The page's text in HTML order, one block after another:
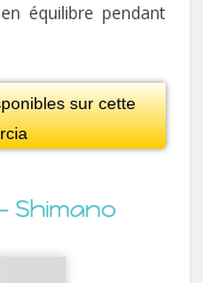
équilibre pendant
sur cette
Shimano